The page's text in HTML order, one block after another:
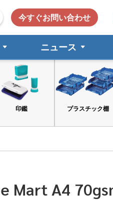
今すぐお問い合わせ
ニュース
印鑑 プラスチック棚
Mart A4